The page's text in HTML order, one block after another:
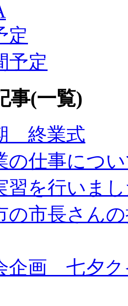
定
予定
事(一覧)
終業式
の仕事につ
習を行いま
の市長さん
企画 七夕ク